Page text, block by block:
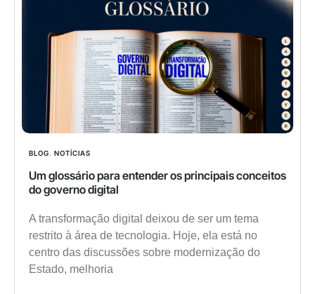
BLOG NOTÍCIAS
Um glossário para entender os principais conceitos
do governo digital
A transformação digital deixou de ser um tema
restrito à área de tecnologia. Hoje, ela está no
centro das discussões sobre modernização do
Estado, melhoria